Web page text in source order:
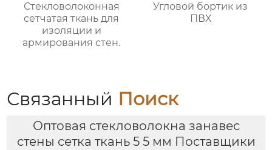
Стекловолоконная
сетчатая ткань для
изоляции и
армирования стен.
Угловой бортик из
ПВХ
Связанный Поиск
Оптовая стекловолокна занавес
стены сетка ткань 5 5 мм Поставщики